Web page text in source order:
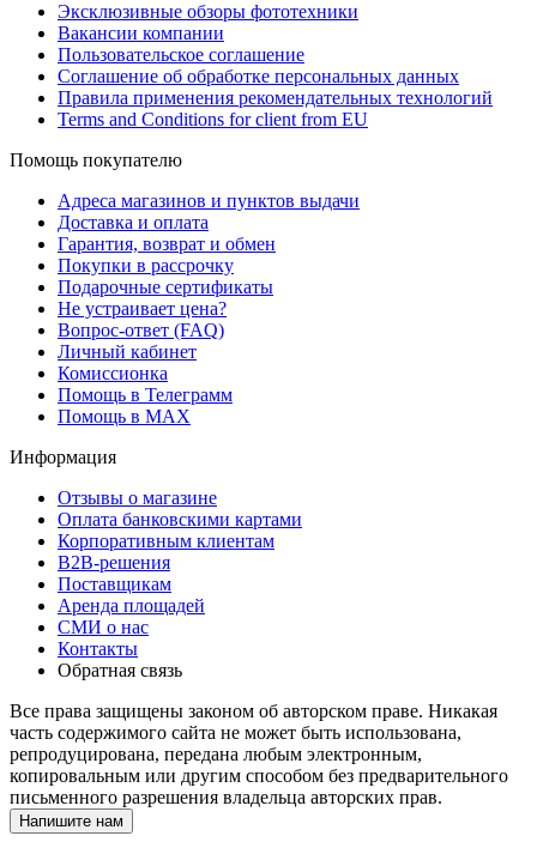
Эксклюзивные обзоры фототехники
Вакансии компании
Пользовательское соглашение
Соглашение об обработке персональных данных
Правила применения рекомендательных технологий
Terms and Conditions for client from EU
Помощь покупателю
Адреса магазинов и пунктов выдачи
Доставка и оплата
Гарантия, возврат и обмен
Покупки в рассрочку
Подарочные сертификаты
Не устраивает цена?
Вопрос-ответ (FAQ)
Личный кабинет
Комиссионка
Помощь в Телеграмм
Помощь в MAX
Информация
Отзывы о магазине
Оплата банковскими картами
Корпоративным клиентам
B2B-решения
Поставщикам
Аренда площадей
СМИ о нас
Контакты
Обратная связь
Все права защищены законом об авторском праве. Никакая
часть содержимого сайта не может быть использована,
репродуцирована, передана любым электронным,
копировальным или другим способом без предварительного
письменного разрешения владельца авторских прав.
Напишите нам